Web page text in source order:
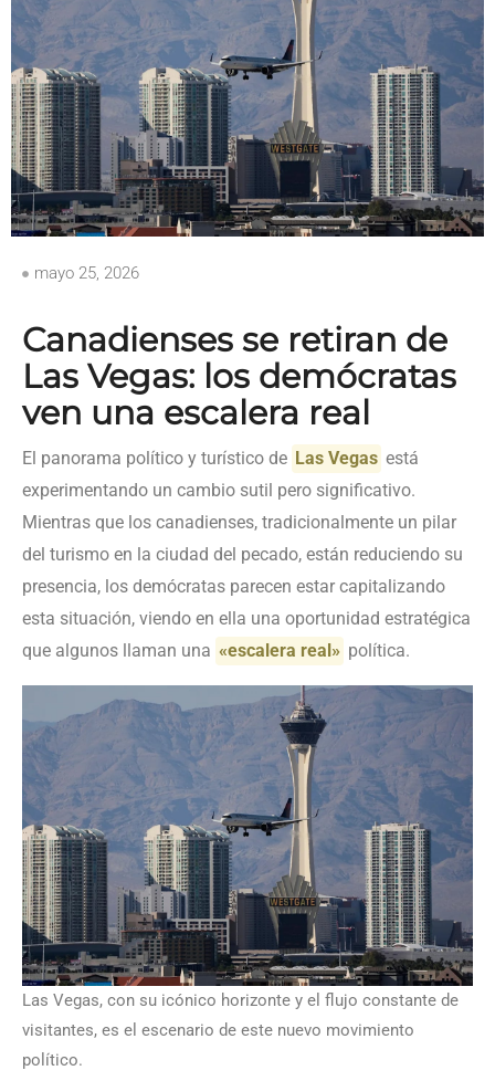
mayo 25, 2026
Canadienses se retiran de
Las Vegas: los demócratas
ven una escalera real
El panorama político y turístico de Las Vegas está
experimentando un cambio sutil pero significativo.
Mientras que los canadienses, tradicionalmente un pilar
del turismo en la ciudad del pecado, están reduciendo su
presencia, los demócratas parecen estar capitalizando
esta situación, viendo en ella una oportunidad estratégica
que algunos llaman una «escalera real» política.
Las Vegas, con su icónico horizonte y el flujo constante de
visitantes, es el escenario de este nuevo movimiento
político.